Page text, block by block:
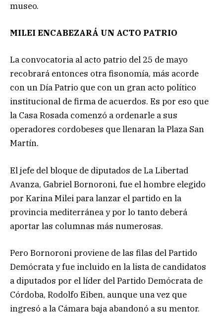
museo.
MILEI ENCABEZARÁ UN ACTO PATRIO
La convocatoria al acto patrio del 25 de mayo
recobrará entonces otra fisonomía, más acorde
con un Día Patrio que con un gran acto político
institucional de firma de acuerdos. Es por eso que
la Casa Rosada comenzó a ordenarle a sus
operadores cordobeses que llenaran la Plaza San
Martín.
El jefe del bloque de diputados de La Libertad
Avanza, Gabriel Bornoroni, fue el hombre elegido
por Karina Milei para lanzar el partido en la
provincia mediterránea y por lo tanto deberá
aportar las columnas más numerosas.
Pero Bornoroni proviene de las filas del Partido
Demócrata y fue incluido en la lista de candidatos
a diputados por el líder del Partido Demócrata de
Córdoba, Rodolfo Eiben, aunque una vez que
ingresó a la Cámara baja abandonó a su mentor.